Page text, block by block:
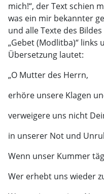
mich!“, der Text schien
was ein mir bekannter
und alle Texte des
„Gebet (Modlitba)“
Übersetzung lautet:
„O Mutter des Herrn,
erhöre unsere Klagen
verweigere uns nicht
in unserer Not und
Wenn unser Kummer
Wer erhebt uns wieder